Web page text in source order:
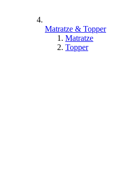
Matratze & Topper
Matratze
Topper